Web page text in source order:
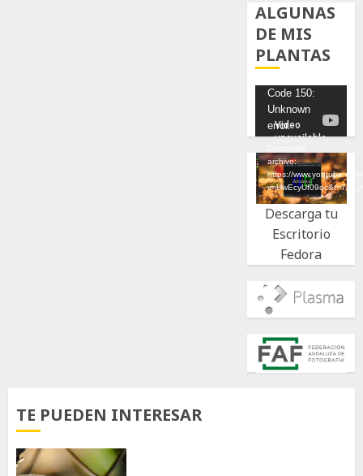
ALGUNAS
DE MIS
PLANTAS
Reproductor
de
vídeo
Code 150:
Unknown
error.
archivo:
https://
Descarga tu
Escritorio
Fedora
TE PUEDEN INTERESAR